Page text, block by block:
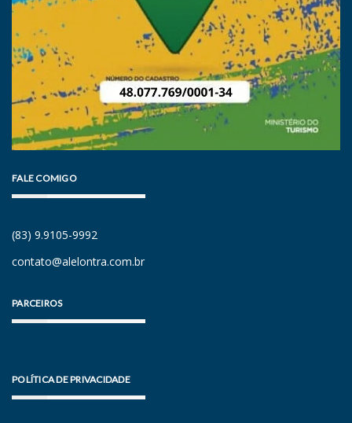
FALE COMIGO
(83) 9.9105-9992
contato@alelontra.com.br
PARCEIROS
POLÍTICA DE PRIVACIDADE